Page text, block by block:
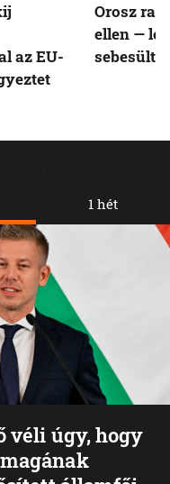
véli úgy, hogy
1 hét
az EU-
Orosz
ellen —
sebesült